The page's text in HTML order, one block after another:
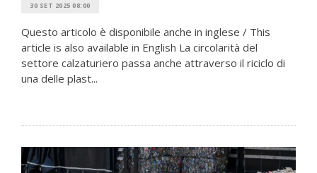
30 SET 2025 08:00
Questo articolo è disponibile anche in inglese / This
article is also available in English La circolarità del
settore calzaturiero passa anche attraverso il riciclo di
una delle plast...